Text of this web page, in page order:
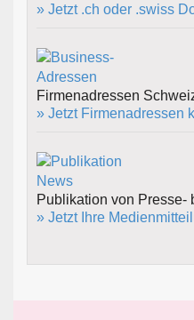
» Jetzt .ch oder .swiss
Firmenadressen
» Jetzt Firmenadressen
Publikation von Presse-
» Jetzt Ihre